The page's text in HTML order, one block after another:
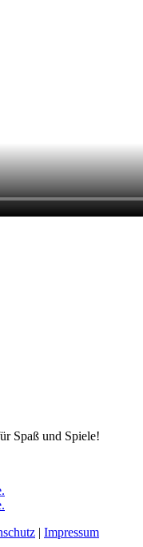
Spaß und Spiele!
| Impressum